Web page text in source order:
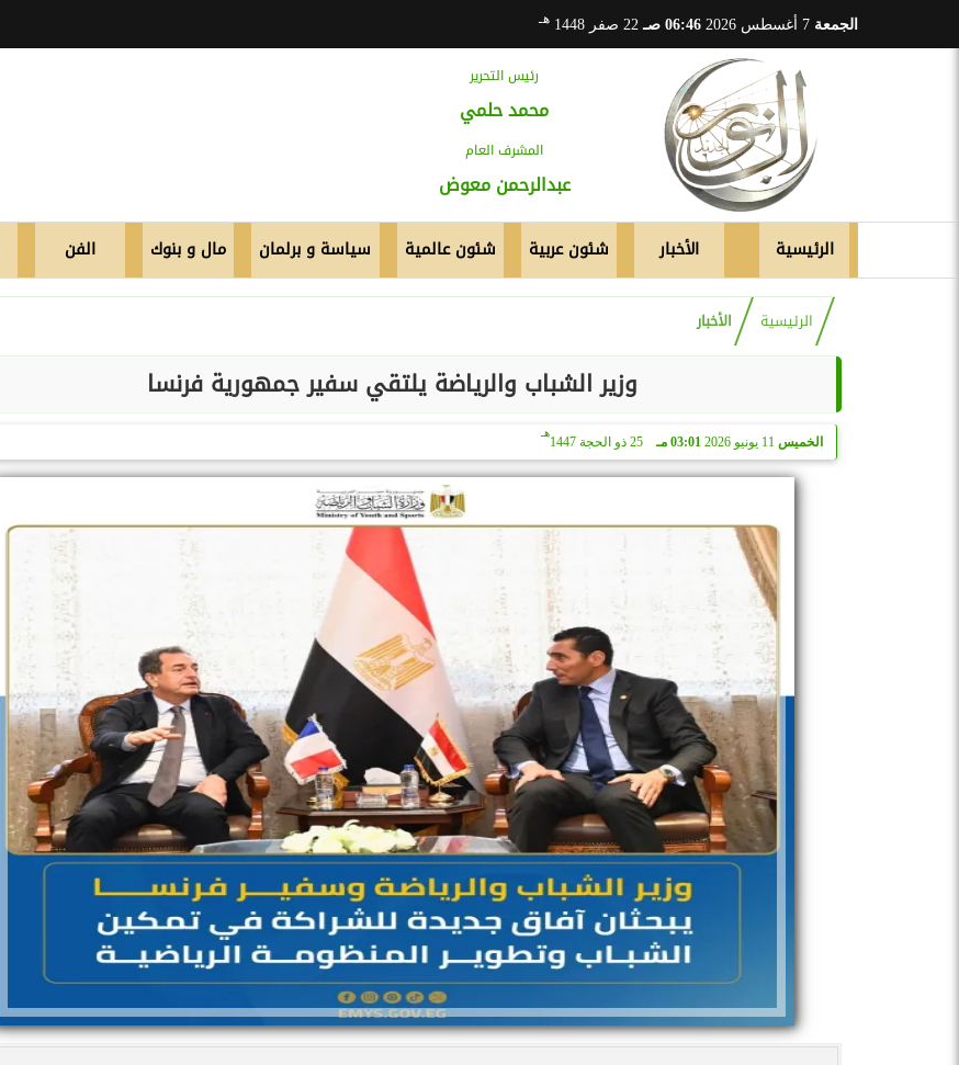
الجمعة 06:46 صـ 22 صفر 1448 هـ
رئيس التحرير
محمد حلمي
المشرف العام
عبدالرحمن معوض
الرئيسية الأخبار شئون عربية شئون عالمية سياسة و برلمان مال و بنوك الفن
الرئيسية الأخبار
وزير الشباب والرياضة يلتقي سفير جمهورية فرنسا
الخميس 03:01 مـ 25 ذو الحجة 1447
هـ